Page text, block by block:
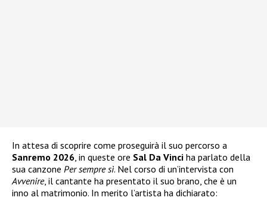
In attesa di scoprire come proseguirà il suo percorso a
Sanremo 2026, in queste ore Sal Da Vinci ha parlato della
sua canzone Per sempre sì. Nel corso di un’intervista con
Avvenire, il cantante ha presentato il suo brano, che è un
inno al matrimonio. In merito l’artista ha dichiarato: